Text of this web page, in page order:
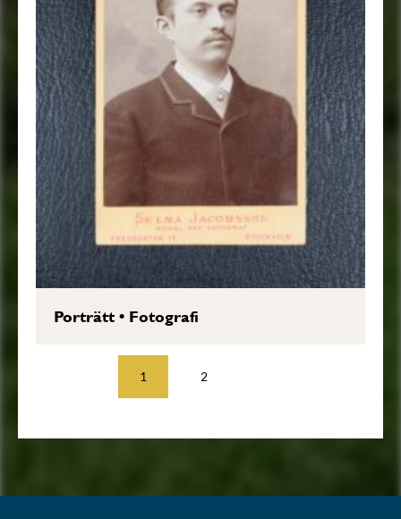
Porträtt• Fotografi
1 2